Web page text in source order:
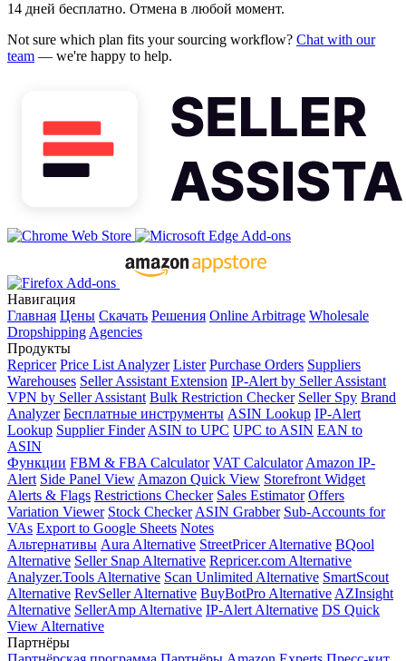
14 дней бесплатно. Отмена в любой момент.
Not sure which plan fits your sourcing workflow? Chat with our
team — we're happy to help.
Навигация
Главная Цены Скачать Решения Online Arbitrage Wholesale
Dropshipping Agencies
Продукты
Repricer Price List Analyzer Lister Purchase Orders Suppliers
Warehouses Seller Assistant Extension IP-Alert by Seller Assistant
VPN by Seller Assistant Bulk Restriction Checker Seller Spy Brand
Analyzer Бесплатные инструменты ASIN Lookup IP-Alert
Lookup Supplier Finder ASIN to UPC UPC to ASIN EAN to
ASIN
Функции FBM & FBA Calculator VAT Calculator Amazon IP-
Alert Side Panel View Amazon Quick View Storefront Widget
Alerts & Flags Restrictions Checker Sales Estimator Offers
Variation Viewer Stock Checker ASIN Grabber Sub-Accounts for
VAs Export to Google Sheets Notes
Альтернативы Aura Alternative StreetPricer Alternative BQool
Alternative Seller Snap Alternative Repricer.com Alternative
Analyzer.Tools Alternative Scan Unlimited Alternative SmartScout
Alternative RevSeller Alternative BuyBotPro Alternative AZInsight
Alternative SellerAmp Alternative IP-Alert Alternative DS Quick
View Alternative
Партнёры